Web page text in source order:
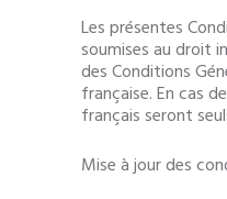
Les présentes
soumises au droit
des Conditions
française. En cas
français seront
Mise à jour des